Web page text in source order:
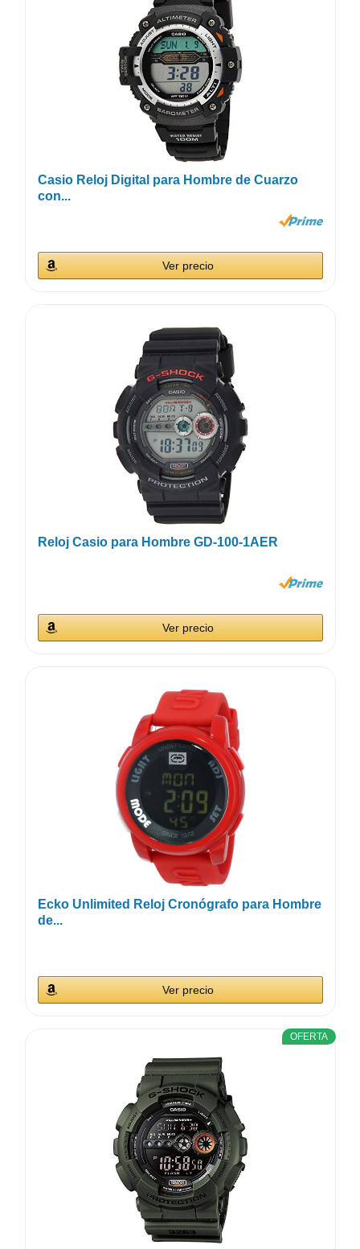
Casio Reloj Digital para Hombre de Cuarzo
con...
Ver precio
Reloj Casio para Hombre GD-100-1AER
Ver precio
Ecko Unlimited Reloj Cronógrafo para Hombre
de...
Ver precio
OFERTA